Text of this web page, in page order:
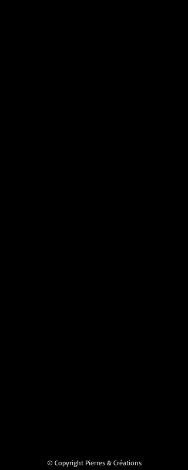
© Copyright Pierres & Créations